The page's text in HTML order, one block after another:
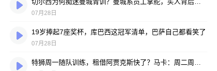
07月28日
19岁捧起7座奖杯，库巴西这冠军清单，巴萨自己都看笑了
07月28日